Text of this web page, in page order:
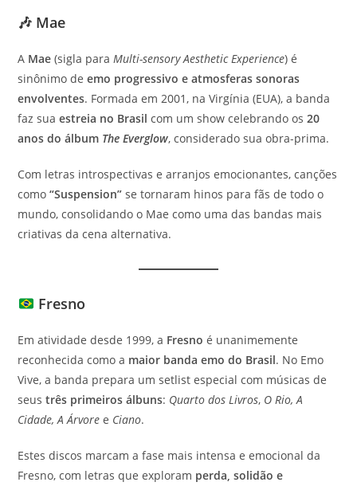
🎶 Mae
A Mae (sigla para Multi-sensory Aesthetic Experience) é
sinônimo deemo progressivo e atmosferas sonoras
envolventes. Formada em 2001, na Virgínia (EUA), a banda
faz suaestreia no Brasil com um show celebrando os20
anos do álbum The Everglow, considerado sua obra-prima.
Com letras introspectivas e arranjos emocionantes, canções
como“Suspension” se tornaram hinos para fãs de todo o
mundo, consolidando o Mae como uma das bandas mais
criativas da cena alternativa.
Fresno
Em atividade desde 1999, a Fresno é unanimemente
reconhecida como a maior banda emo do Brasil. No Emo
Vive, a banda prepara um setlist especial com músicas de
seustrês primeiros álbuns: Quarto dos Livros, O Rio, A
Cidade, A Árvore e Ciano.
Estes discos marcam a fase mais intensa e emocional da
Fresno, com letras que exploram perda, solidão e